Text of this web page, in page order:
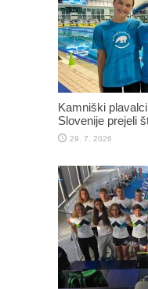
Kamniški
Slovenije prejeli
29. 7. 2026